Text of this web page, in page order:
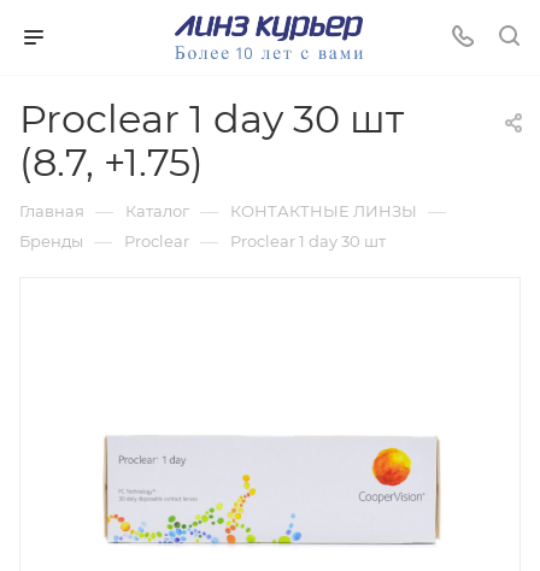
Proclear 1 day 30 шт
(8.7, +1.75)
Главная — Каталог — КОНТАКТНЫЕ ЛИНЗЫ —
Бренды — Proclear — Proclear 1 day 30 шт